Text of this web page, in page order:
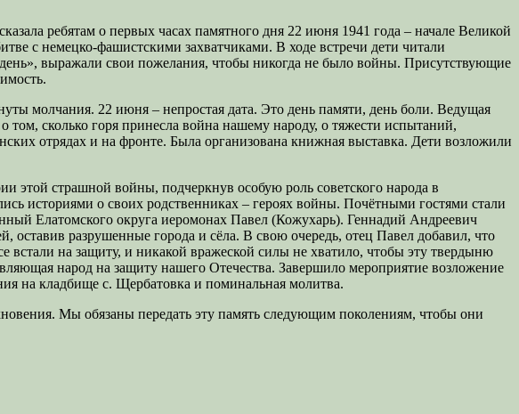
ребятам о первых часах памятного дня 22 июня 1941 года – начале Великой
с немецко-фашистскими захватчиками. В ходе встречи дети читали
выражали свои пожелания, чтобы никогда не было войны. Присутствующие
молчания. 22 июня – непростая дата. Это день памяти, день боли. Ведущая
сколько горя принесла война нашему народу, о тяжести испытаний,
отрядах и на фронте. Была организована книжная выставка. Дети возложили
этой страшной войны, подчеркнув особую роль советского народа в
историями о своих родственниках – героях войны. Почётными гостями стали
Елатомского округа иеромонах Павел (Кожухарь). Геннадий Андреевич
разрушенные города и сёла. В свою очередь, отец Павел добавил, что
на защиту, и никакой вражеской силы не хватило, чтобы эту твердыню
народ на защиту нашего Отечества. Завершило мероприятие возложение
на кладбище с. Щербатовка и поминальная молитва.
Мы обязаны передать эту память следующим поколениям, чтобы они